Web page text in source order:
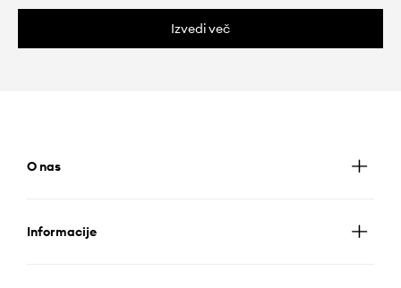
Izvedi več
O nas
Informacije